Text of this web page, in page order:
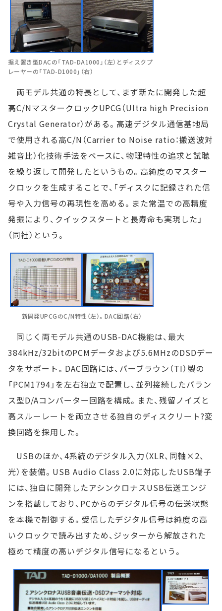
据え置き型DACの「TAD-DA1000」（左）とディスクプ
レーヤーの「TAD-D1000」（右）
両モデル共通の特長として、まず新たに開発した超
高C/NマスタークロックUPCG（Ultra high Precision
Crystal Generator）がある。高速デジタル通信基地局
で使用される高C/N（Carrier to Noise ratio：搬送波対
雑音比）化技術手法をベースに、物理特性の追求と試聴
を繰り返して開発したというもの。高純度のマスター
クロックを生成することで、「ディスクに記録された信
号や入力信号の再現性を高める。また常温での高精度
発振により、クイックスタートと長寿命も実現した」
（同社）という。
新開発UPCGのC/N特性（左）。DAC回路（右）
同じく両モデル共通のUSB-DAC機能は、最大
384kHz/32bitのPCMデータおよび5.6MHzのDSDデー
タをサポート。DAC回路には、バーブラウン（TI）製の
「PCM1794」を左右独立で配置し、並列接続したバラン
ス型D/Aコンバーター回路を構成。また、残留ノイズと
高スルーレートを両立させる独自のディスクリート?変
換回路を採用した。
USBのほか、4系統のデジタル入力（XLR、同軸×2、
光）を装備。USB Audio Class 2.0に対応したUSB端子
には、独自に開発したアシンクロナスUSB伝送エンジ
ンを搭載しており、PCからのデジタル信号の伝送状態
を本機で制御する。受信したデジタル信号は純度の高
いクロックで読み出すため、ジッターから解放された
極めて精度の高いデジタル信号になるという。